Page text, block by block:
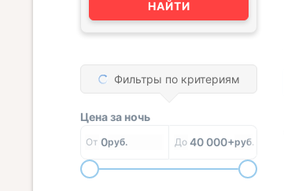
НАЙТИ
Фильтры по критериям
Цена за ночь
От 0руб. До 40 000+руб.